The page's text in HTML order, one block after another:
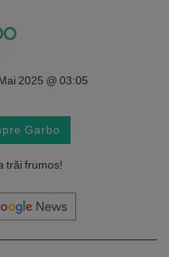
2025 @ 03:05
Garbo
trăi frumos!